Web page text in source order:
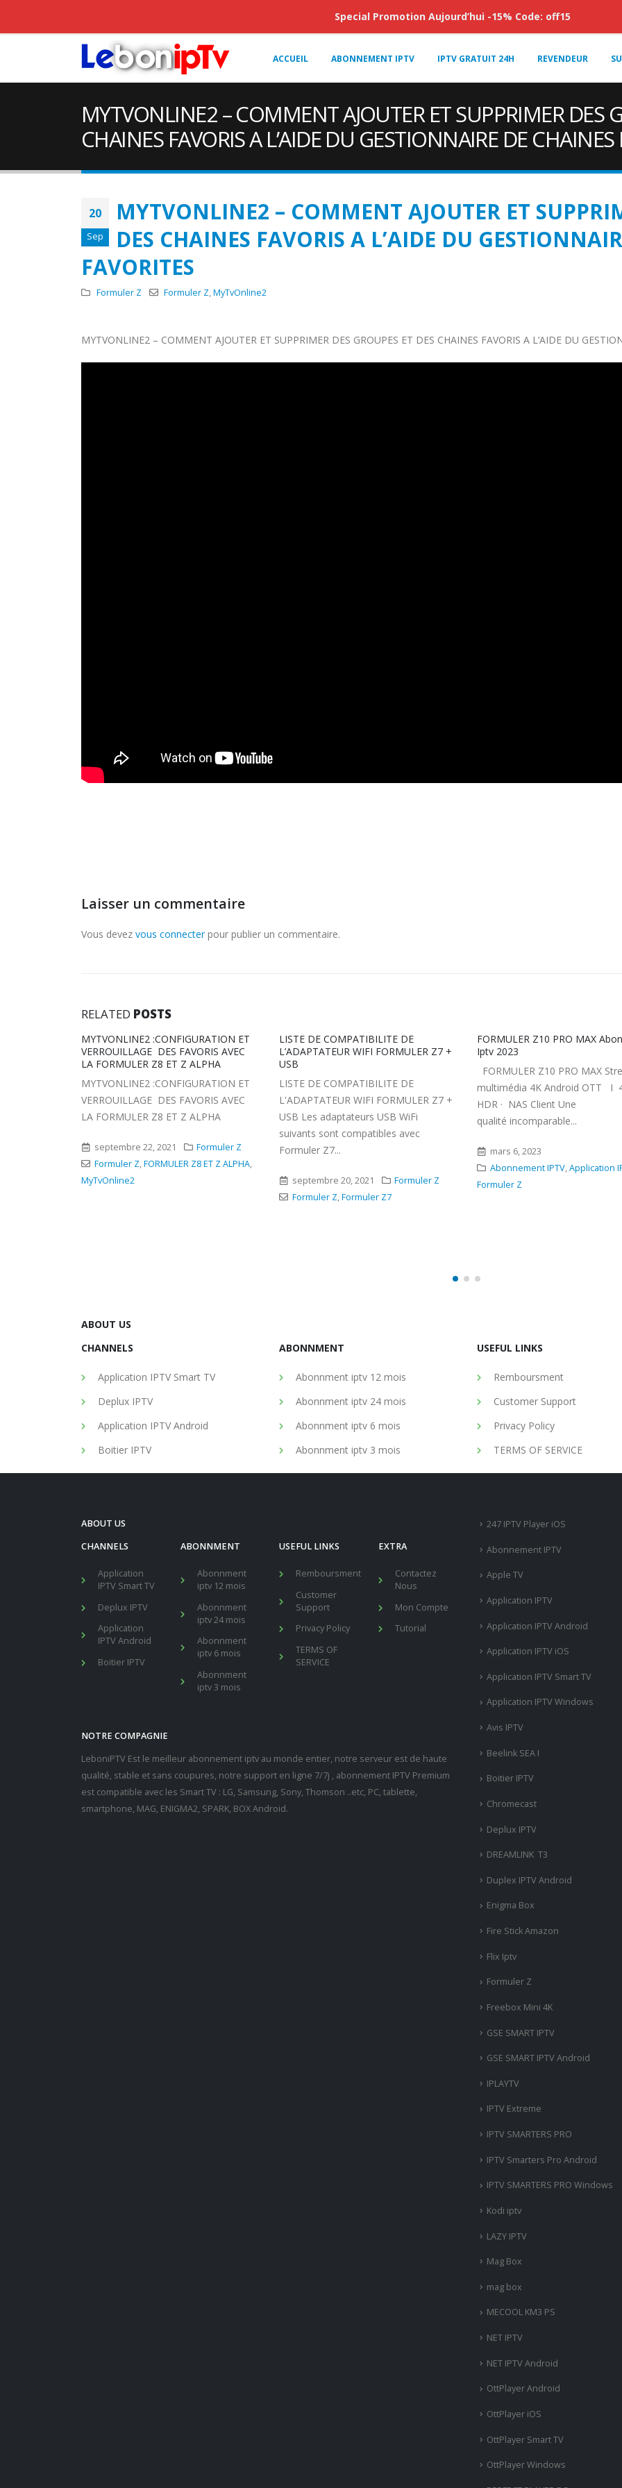
ACCUEIL ABONNEMENT IPTV IPTV GRATUIT 24H REVENDEUR
MYTVONLINE2 – COMMENT AJOUTER ET SUPPRIMER DES
CHAINES FAVORIS A L’AIDE DU GESTIONNAIRE DE CHAINES
20
Sep
MYTVONLINE2 – COMMENT AJOUTER ET
DES CHAINES FAVORIS A L’AIDE DU
FAVORITES
Formuler Z Formuler Z,MyTvOnline2
MYTVONLINE2 – COMMENT AJOUTER ET SUPPRIMER DES GROUPES ET DES CHAINES FAVORIS A L’AIDE DU
Laisser un commentaire
Vous devez vous connecterpour publier un commentaire.
RELATED POSTS
LISTE DE COMPATIBILITE DE
L’ADAPTATEUR WIFI FORMULER Z7 +
USB
LISTE DE COMPATIBILITE DE
L'ADAPTATEUR WIFI FORMULER Z7 +
USB Les adaptateurs USB WiFi
Formuler Z7...
septembre 20, 2021
FORMULER Z10 PRO MAX Abonnment
Iptv 2023
FORMULER Z10 PRO MAX Streamer
multimédia 4K Android OTT I 4K ·
HDR · NAS Client Une
qualité incomparable...
mars 6, 2023
Formuler Z
MYTVONLINE1 MYTVONLINE2
:COMMENT AJOUTER LA
SPECIAUX
MYTVONLINE1 MYTVONLINE2
:COMMENT AJOUTER LA
CLAVIER / SAISIR DES
SPECIAUX Voici un bref guide sur
façon...
ABOUT US
CHANNELS
Application IPTV Smart TV
Deplux IPTV
Application IPTV Android
Boitier IPTV
ABONNMENT
Abonnment iptv 12 mois
Abonnment iptv 24 mois
Abonnment iptv 6 mois
Abonnment iptv 3 mois
USEFUL LINKS
Remboursment
Customer Support
Privacy Policy
TERMS OF SERVICE
ABOUT US
CHANNELS
Application
IPTV Smart TV
Deplux IPTV
Application
IPTV Android
Boitier IPTV
ABONNMENT
Abonnment
iptv 12 mois
Abonnment
iptv 24 mois
Abonnment
iptv 6 mois
Abonnment
iptv 3 mois
USEFUL LINKS
Remboursment
Customer
Support
Privacy Policy
TERMS OF
SERVICE
EXTRA
Contactez
Nous
Mon Compte
Tutorial
NOTRE COMPAGNIE
LeboniPTV Est le meilleur abonnement iptv au monde entier, notre serveur est de haute
qualité, stable et sans coupures, notre support en ligne 7/7j , abonnement IPTV Premium
est compatible avec les Smart TV : LG, Samsung, Sony, Thomson ..etc, PC, tablette,
smartphone, MAG, ENIGMA2, SPARK, BOX Android.
247 IPTV Player iOS
Abonnement IPTV
Apple TV
Application IPTV
Application IPTV Android
Application IPTV iOS
Application IPTV Smart TV
Application IPTV Windows
Avis IPTV
Beelink SEA I
Boitier IPTV
Chromecast
Deplux IPTV
DREAMLINK T3
Duplex IPTV Android
Enigma Box
Fire Stick Amazon
Flix Iptv
Formuler Z
Freebox Mini 4K
‎GSE SMART IPTV
GSE SMART IPTV Android
IPLAYTV
IPTV Extreme
IPTV SMARTERS PRO
IPTV Smarters Pro Android
IPTV SMARTERS PRO Windows
Kodi iptv
LAZY IPTV
Mag Box
mag box
MECOOL KM3 PS
NET IPTV
NET IPTV Android
OttPlayer Android
OttPlayer iOS
OttPlayer Smart TV
OttPlayer Windows
Special Promotion Aujourd’hui -15% Code: off15